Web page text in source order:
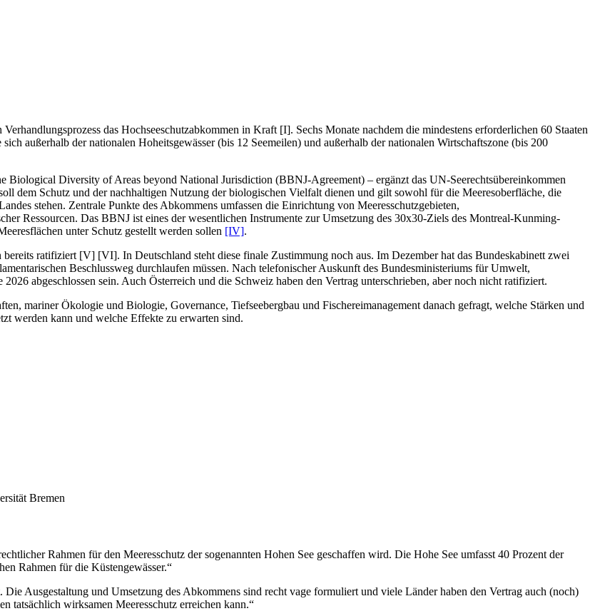
das Hochseeschutzabkommen in Kraft [I]. Sechs Monate nachdem die mindestens erforderlichen 60 Staaten
außerhalb der nationalen Hoheitsgewässer (bis 12 Seemeilen) und außerhalb der nationalen Wirtschaftszone (bis 200
Biological Diversity of Areas beyond National Jurisdiction (BBNJ-Agreement) – ergänzt das UN-Seerechtsübereinkommen
dem Schutz und der nachhaltigen Nutzung der biologischen Vielfalt dienen und gilt sowohl für die Meeresoberfläche, die
stehen. Zentrale Punkte des Abkommens umfassen die Einrichtung von Meeresschutzgebieten,
Ressourcen. Das BBNJ ist eines der wesentlichen Instrumente zur Umsetzung des 30x30-Ziels des Montreal-Kunming-
unter Schutz gestellt werden sollen [IV].
bereits ratifiziert [V] [VI]. In Deutschland steht diese finale Zustimmung noch aus. Im Dezember hat das Bundeskabinett zwei
Beschlussweg durchlaufen müssen. Nach telefonischer Auskunft des Bundesministeriums für Umwelt,
abgeschlossen sein. Auch Österreich und die Schweiz haben den Vertrag unterschrieben, aber noch nicht ratifiziert.
mariner Ökologie und Biologie, Governance, Tiefseebergbau und Fischereimanagement danach gefragt, welche Stärken und
werden kann und welche Effekte zu erwarten sind.
Bremen
Rahmen für den Meeresschutz der sogenannten Hohen See geschaffen wird. Die Hohe See umfasst 40 Prozent der
Rahmen für die Küstengewässer.“
Ausgestaltung und Umsetzung des Abkommens sind recht vage formuliert und viele Länder haben den Vertrag auch (noch)
tatsächlich wirksamen Meeresschutz erreichen kann.“